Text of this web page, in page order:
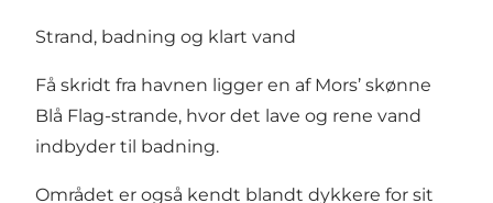
Strand, badning og klart vand
Få skridt fra havnen ligger en af Mors’ skønne
Blå Flag-strande, hvor det lave og rene vand
indbyder til badning.
Området er også kendt blandt dykkere for sit